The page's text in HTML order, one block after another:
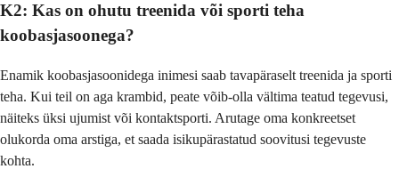
K2: Kas on ohutu treenida või sporti teha
koobasjasoonega?
Enamik koobasjasoonidega inimesi saab tavapäraselt treenida ja sporti
teha. Kui teil on aga krambid, peate võib-olla vältima teatud tegevusi,
näiteks üksi ujumist või kontaktsporti. Arutage oma konkreetset
olukorda oma arstiga, et saada isikupärastatud soovitusi tegevuste
kohta.